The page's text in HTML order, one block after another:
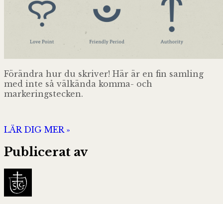
Förändra hur du skriver! Här är en fin samling
med inte så välkända komma- och
markeringstecken.
LÄR DIG MER »
Publicerat av